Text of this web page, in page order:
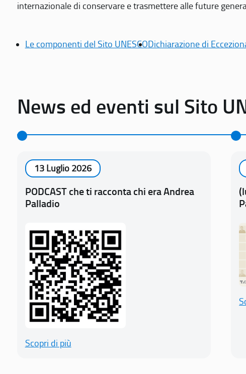
internazionale di conservare e trasmettere alle future
Le componenti del Sito UNESCODichiarazione di
News ed eventi sul Sito
13 Luglio 2026
PODCAST che ti racconta chi era Andrea
Palladio
Scopri di più